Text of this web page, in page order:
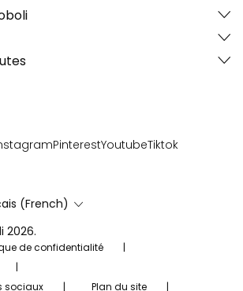
PinterestYoutubeTiktok
(French)
2026.
de confidentialité
sociaux
Plan du site